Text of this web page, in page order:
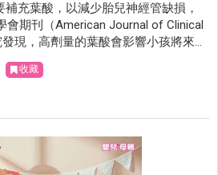
充葉酸，以減少胎兒神經管缺損，
會期刊（American Journal of Clinical
現，高劑量的葉酸會影響小孩將來
收藏